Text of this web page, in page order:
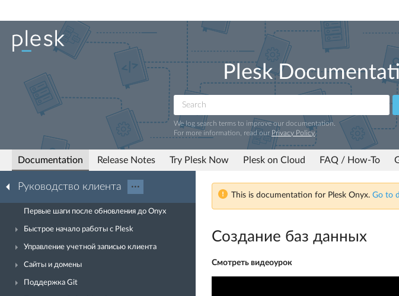
Plesk
We log search terms to improve our documentation.
For more information, read our Privacy Policy.
Documentation Release Notes Try Plesk Now Plesk on Cloud FAQ / How-To
Руководство клиента ···
Первые шаги после обновления до Onyx
Быстрое начало работы с Plesk
Управление учетной записью клиента
Сайты и домены
Поддержка Git
This is documentation for Plesk Onyx. Go to
Создание баз данных
Смотреть видеоурок